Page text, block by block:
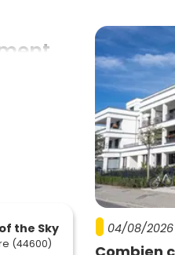
the Sky
(44600)
04/08/2026